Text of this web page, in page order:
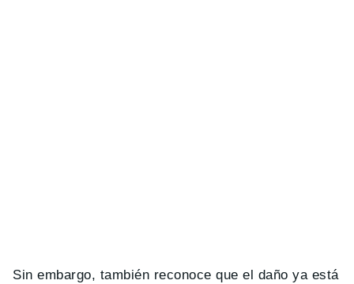
Sin embargo, también reconoce que el daño ya está